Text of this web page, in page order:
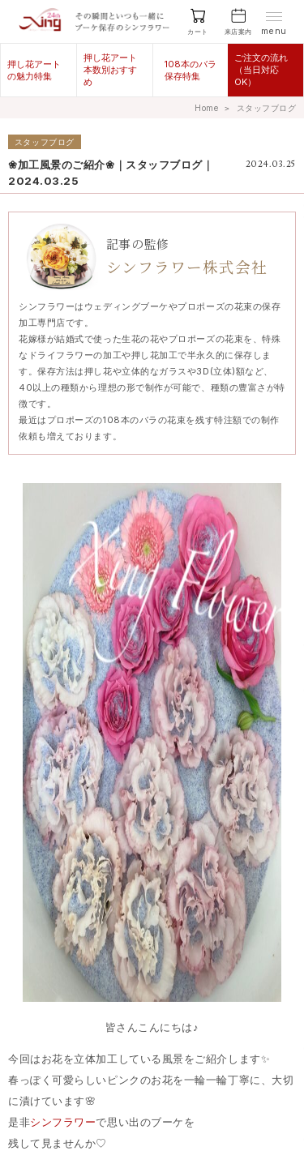
カート 来店案内 menu
押し花アート
の魅力特集
押し花アート
本数別おすす
め
108本のバラ
保存特集
ご注文の流れ
（当日対応
OK）
Home ＞ スタッフブログ
スタッフブログ
2024.03.25
❀加工風景のご紹介❀｜スタッフブログ｜
2024.03.25
記事の監修
シンフラワー株式会社
シンフラワーはウェディングブーケやプロポーズの花束の保存
加工専門店です。
花嫁様が結婚式で使った生花の花やプロポーズの花束を、特殊
なドライフラワーの加工や押し花加工で半永久的に保存しま
す。保存方法は押し花や立体的なガラスや3D(立体)額など、
40以上の種類から理想の形で制作が可能で、種類の豊富さが特
徴です。
最近はプロポーズの108本のバラの花束を残す特注額での制作
依頼も増えております。
皆さんこんにちは♪
今回はお花を立体加工している風景をご紹介します✨
春っぽく可愛らしいピンクのお花を一輪一輪丁寧に、大切
に漬けています🌸
是非シンフラワーで思い出のブーケを
残して見ませんか♡